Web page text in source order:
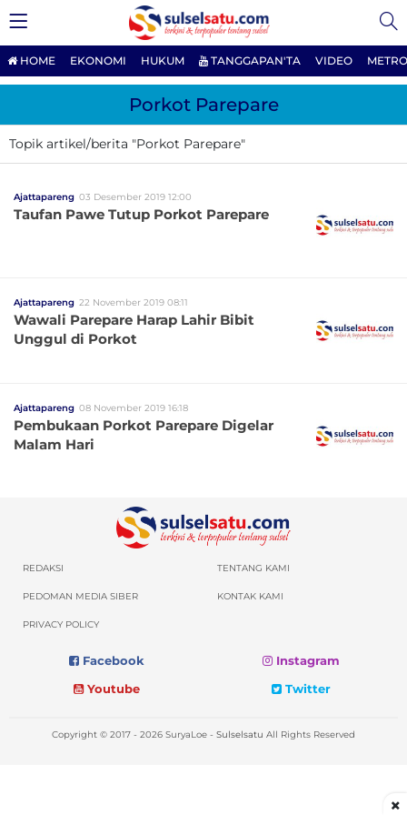
HOME EKONOMI HUKUM TANGGAPAN'TA VIDEO
Porkot Parepare
Topik artikel/berita "Porkot Parepare"
Ajattapareng 03 Desember 2019 12:00
Taufan Pawe Tutup Porkot Parepare
Ajattapareng 22 November 2019 08:11
Wawali Parepare Harap Lahir Bibit
Unggul di Porkot
Ajattapareng 08 November 2019 16:18
Pembukaan Porkot Parepare Digelar
Malam Hari
REDAKSI TENTANG KAMI
PEDOMAN MEDIA SIBER KONTAK KAMI
PRIVACY POLICY
Facebook
Instagram
Youtube
Twitter
Copyright © 2017 - 2026 SuryaLoe - Sulselsatu All Rights Reserved
×